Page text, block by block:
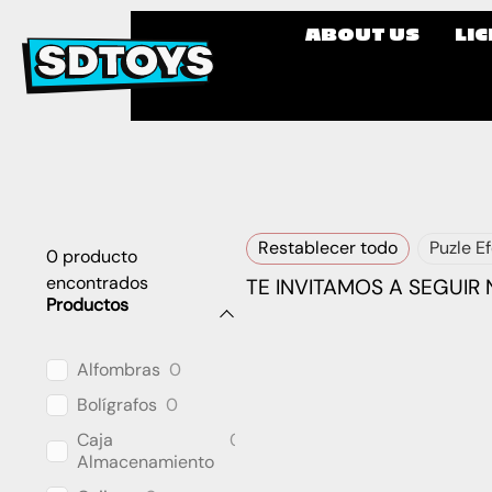
ABOUT US
0 producto
encontrados
Productos
Alfombras 0
Bolígrafos 0
Caja
Almacenamiento
0
Restablecer todo Puzle
TE INVITAMOS A SEGUIR